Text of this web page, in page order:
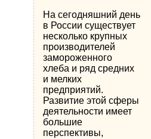
На сегодняшний день
в России существует
несколько крупных
производителей
замороженного
хлеба и ряд средних
и мелких
предприятий.
Развитие этой сферы
деятельности имеет
большие
перспективы,